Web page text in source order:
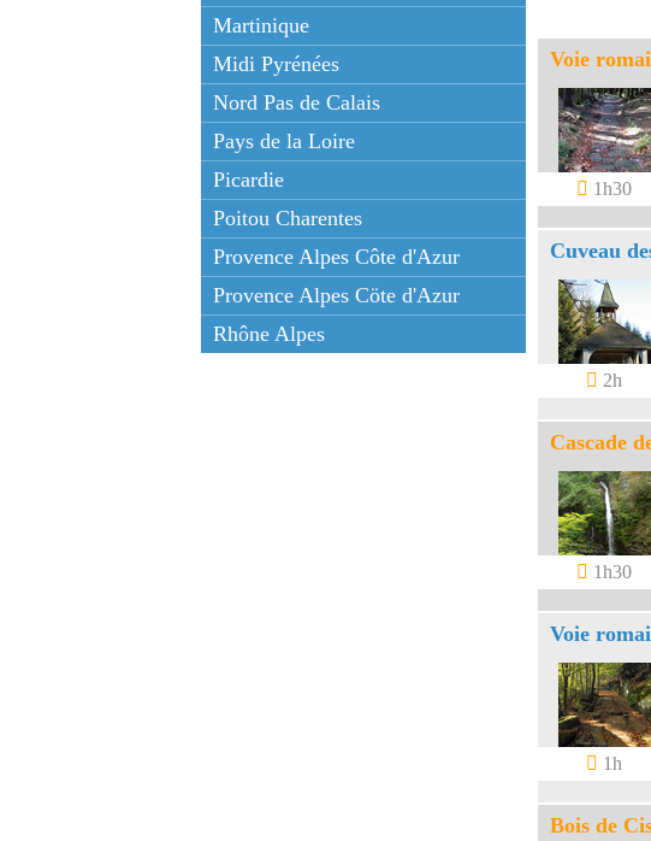
Martinique
Midi Pyrénées
Nord Pas de Calais
Pays de la Loire
Picardie
Poitou Charentes
Provence Alpes Côte d'Azur
Provence Alpes Cöte d'Azur
Rhône Alpes
Voie
1h30
Cuveau
2h
Cascade
1h30
Voie
1h
Bois de